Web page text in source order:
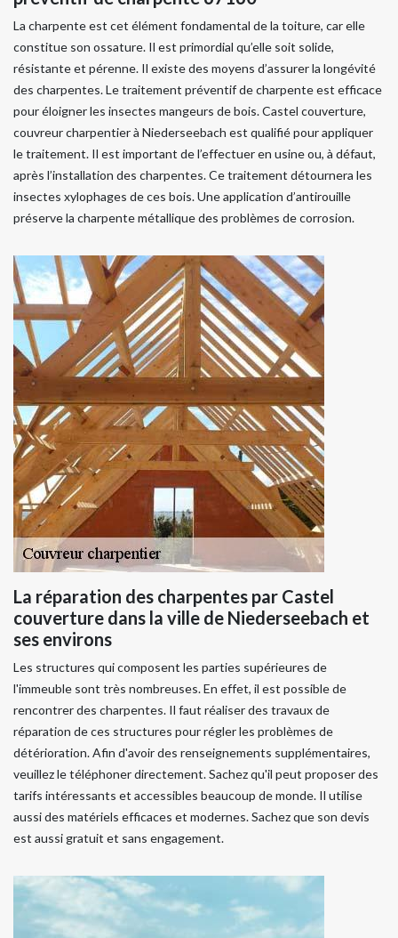
La charpente est cet élément fondamental de la toiture, car elle
constitue son ossature. Il est primordial qu’elle soit solide,
résistante et pérenne. Il existe des moyens d’assurer la longévité
des charpentes. Le traitement préventif de charpente est efficace
pour éloigner les insectes mangeurs de bois. Castel couverture,
couvreur charpentier à Niederseebach est qualifié pour appliquer
le traitement. Il est important de l’effectuer en usine ou, à défaut,
après l’installation des charpentes. Ce traitement détournera les
insectes xylophages de ces bois. Une application d’antirouille
préserve la charpente métallique des problèmes de corrosion.
La réparation des charpentes par Castel
couverture dans la ville de Niederseebach et
ses environs
Les structures qui composent les parties supérieures de
l'immeuble sont très nombreuses. En effet, il est possible de
rencontrer des charpentes. Il faut réaliser des travaux de
réparation de ces structures pour régler les problèmes de
détérioration. Afin d'avoir des renseignements supplémentaires,
veuillez le téléphoner directement. Sachez qu'il peut proposer des
tarifs intéressants et accessibles beaucoup de monde. Il utilise
aussi des matériels efficaces et modernes. Sachez que son devis
est aussi gratuit et sans engagement.